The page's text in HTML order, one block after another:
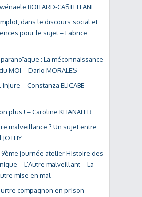
BOITARD-CASTELLANI
dans le discours social et
pour le sujet – Fabrice
: La méconnaissance
MOI – Dario MORALES
– Constanza ELICABE
plus ! – Caroline KHANAFER
malveillance ? Un sujet entre
journée atelier Histoire des
– L’Autre malveillant – La
mise en mal
compagnon en prison –